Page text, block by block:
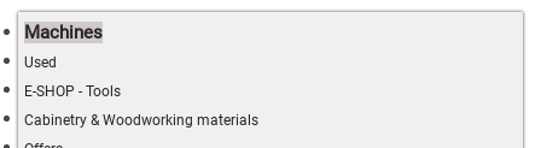
Machines
Used
E-SHOP - Tools
Cabinetry & Woodworking materials